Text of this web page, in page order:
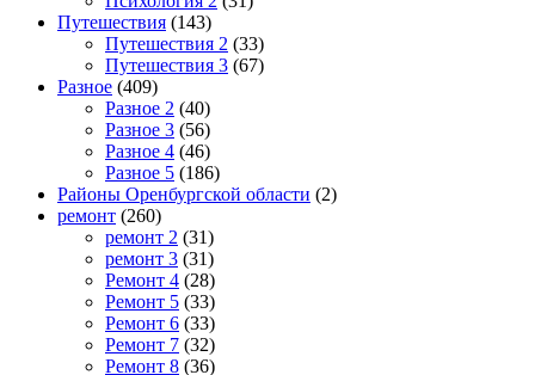
Путешествия (143)
Путешествия 2 (33)
Путешествия 3 (67)
Разное (409)
Разное 2 (40)
Разное 3 (56)
Разное 4 (46)
Разное 5 (186)
Районы Оренбургской области (2)
ремонт (260)
ремонт 2 (31)
ремонт 3 (31)
Ремонт 4 (28)
Ремонт 5 (33)
Ремонт 6 (33)
Ремонт 7 (32)
Ремонт 8 (36)